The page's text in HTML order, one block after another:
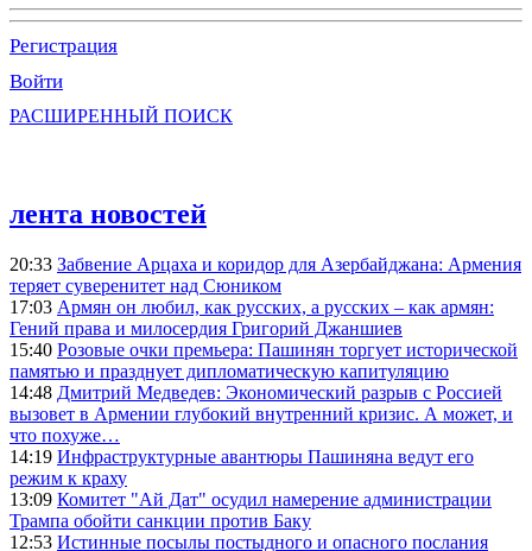
Регистрация
Войти
РАСШИРЕННЫЙ ПОИСК
лента новостей
20:33 Забвение Арцаха и коридор для Азербайджана: Армения
теряет суверенитет над Сюником
17:03 Армян он любил, как русских, а русских – как армян:
Гений права и милосердия Григорий Джаншиев
15:40 Розовые очки премьера: Пашинян торгует исторической
памятью и празднует дипломатическую капитуляцию
14:48 Дмитрий Медведев: Экономический разрыв с Россией
вызовет в Армении глубокий внутренний кризис. А может, и
что похуже…
14:19 Инфраструктурные авантюры Пашиняна ведут его
режим к краху
13:09 Комитет "Ай Дат" осудил намерение администрации
Трампа обойти санкции против Баку
12:53 Истинные посылы постыдного и опасного послания